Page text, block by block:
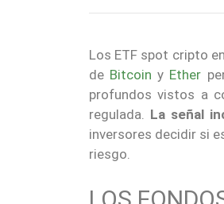
Los ETF spot cripto
de Bitcoin y Ether
profundos vistos a
regulada. La señal
inversores decidir si
riesgo.